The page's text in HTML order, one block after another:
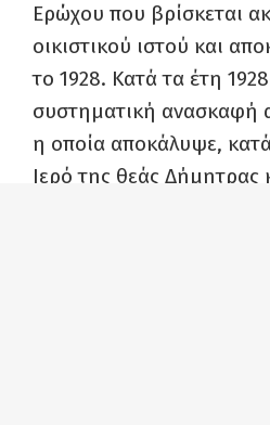
Ερώχου που βρίσκεται
οικιστικού ιστού και
το 1928. Κατά τα έτη
συστηματική ανασκαφή
η οποία αποκάλυψε,
Ιερό της θεάς Δήμητρας